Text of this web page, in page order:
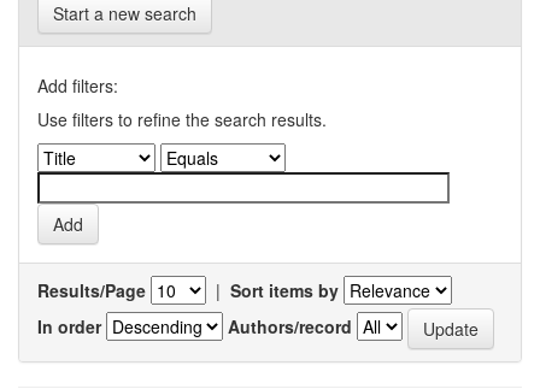
Start a new search
Add filters:
Use filters to refine the search results.
Results/Page | Sort items by
In order
Authors/record